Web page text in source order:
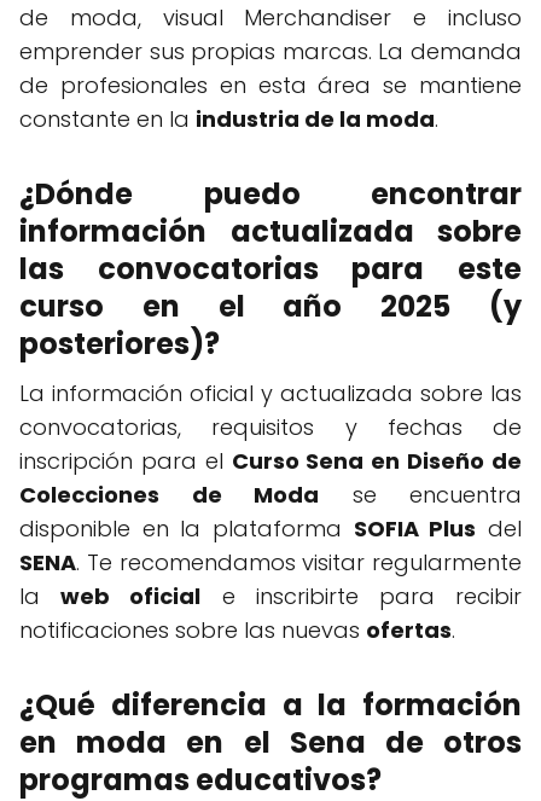
de moda, visual Merchandiser e incluso
emprender sus propias marcas. La demanda
de profesionales en esta área se mantiene
constante en la industria de la moda.
¿Dónde puedo encontrar
información actualizada sobre
las convocatorias para este
curso en el año 2025 (y
posteriores)?
La información oficial y actualizada sobre las
convocatorias, requisitos y fechas de
inscripción para el Curso Sena en Diseño de
Colecciones de Moda se encuentra
disponible en la plataforma SOFIA Plus del
SENA. Te recomendamos visitar regularmente
laweb oficial e inscribirte para recibir
notificaciones sobre las nuevas ofertas.
¿Qué diferencia a la formación
en moda en el Sena de otros
programas educativos?